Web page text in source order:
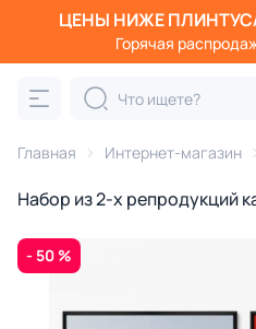
ЦЕНЫ НИЖЕ
Горячая
Главная Интернет-магазин
Набор из 2-х репродукций
- 50 %